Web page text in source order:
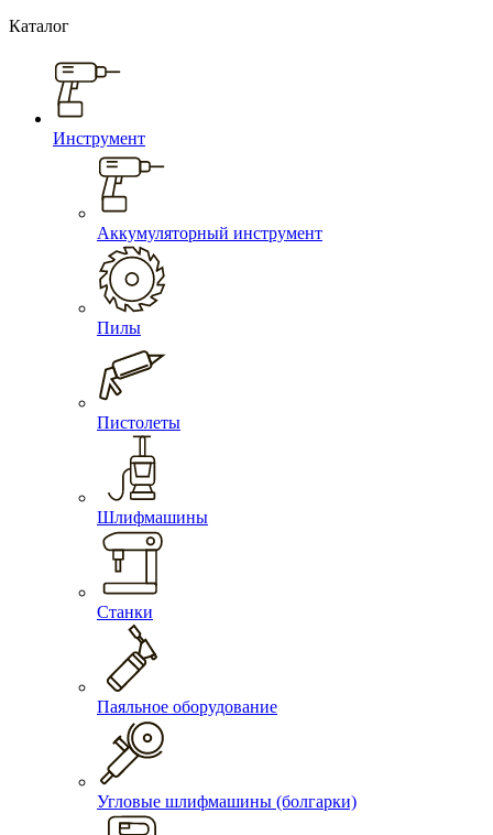
Каталог
Инструмент
Аккумуляторный инструмент
Пилы
Пистолеты
Шлифмашины
Станки
Паяльное оборудование
Угловые шлифмашины (болгарки)